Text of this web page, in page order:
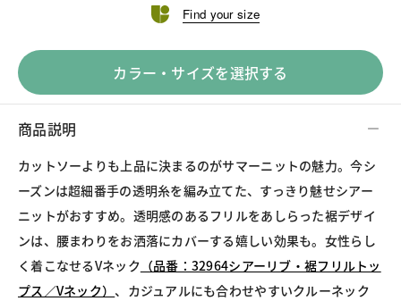
Find your size
カラー・サイズを選択する
商品説明
カットソーよりも上品に決まるのがサマーニットの魅力。今シ
ーズンは超細番手の透明糸を編み立てた、すっきり魅せシアー
ニットがおすすめ。透明感のあるフリルをあしらった裾デザイ
ンは、腰まわりをお洒落にカバーする嬉しい効果も。女性らし
く着こなせるVネック （品番：32964シアーリブ・裾フリルトッ
プス／Vネック） 、カジュアルにも合わせやすいクルーネック